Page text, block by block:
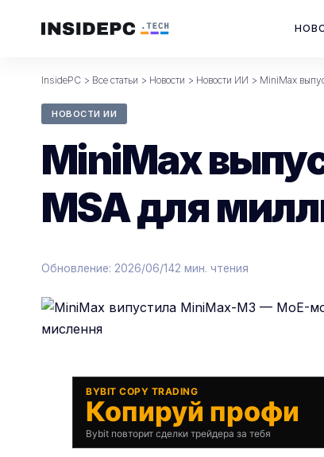
InsidePC > Все статьи > Новости > Новости ИИ > MiniMax
НОВОСТИ ИИ
MiniMax
MSA для
Обновление: 2026/06/142 мин. чтения
BYBIT COPY TRADING
Копируй профи
Bybit повторит сделки трейдера за тебя